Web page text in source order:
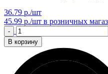
36.79 р./шт
45.99 р./шт в розничных
-
В корзину